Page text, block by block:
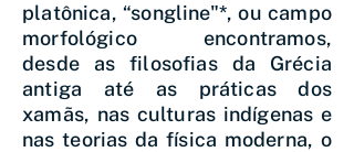
platônica, “songline"*, ou campo
morfológico encontramos,
desde as filosofias da Grécia
antiga até as práticas dos
xamãs, nas culturas indígenas e
nas teorias da física moderna, o